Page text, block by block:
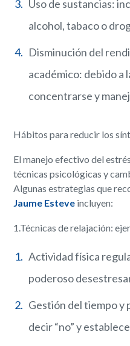
Uso de sustancias:
alcohol, tabaco o
Disminución del
académico: debido a
concentrarse y
Hábitos para reducir los
El manejo efectivo del
técnicas psicológicas y
Algunas estrategias que
Jaume Esteve incluyen:
1.Técnicas de relajación:
Actividad física
poderoso
Gestión del tiempo y
decir “no” y